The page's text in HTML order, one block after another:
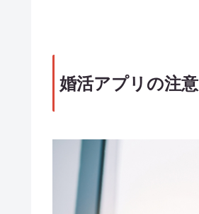
婚活アプリの注